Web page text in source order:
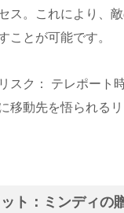
ス。これにより、
ことが可能です。
スク： テレポート
移動先を悟られる
ト：ミンディの